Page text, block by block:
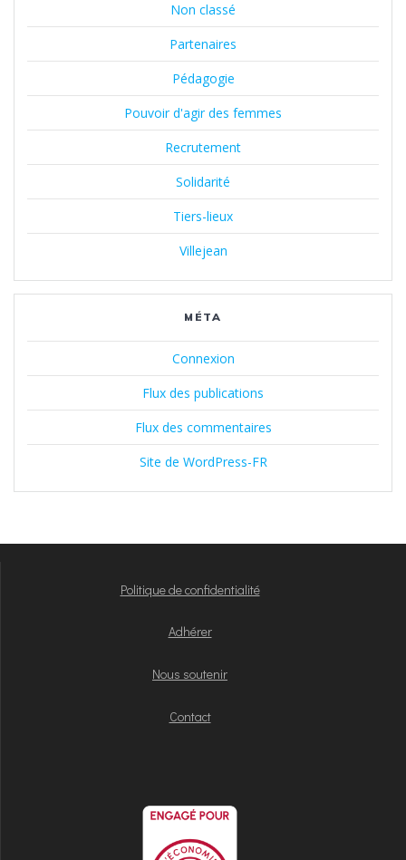
Non classé
Partenaires
Pédagogie
Pouvoir d'agir des femmes
Recrutement
Solidarité
Tiers-lieux
Villejean
MÉTA
Connexion
Flux des publications
Flux des commentaires
Site de WordPress-FR
Politique de confidentialité
Adhérer
Nous soutenir
Contact